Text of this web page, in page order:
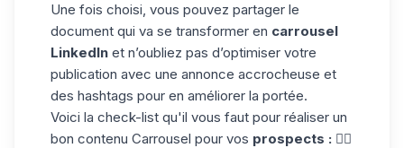
Une fois choisi, vous pouvez partager le
document qui va se transformer en carrousel
LinkedIn et n’oubliez pas d’optimiser votre
publication avec une annonce accrocheuse et
des hashtags pour en améliorer la portée.
Voici la check-list qu'il vous faut pour réaliser un
bon contenu Carrousel pour vos prospects : 👇🏼